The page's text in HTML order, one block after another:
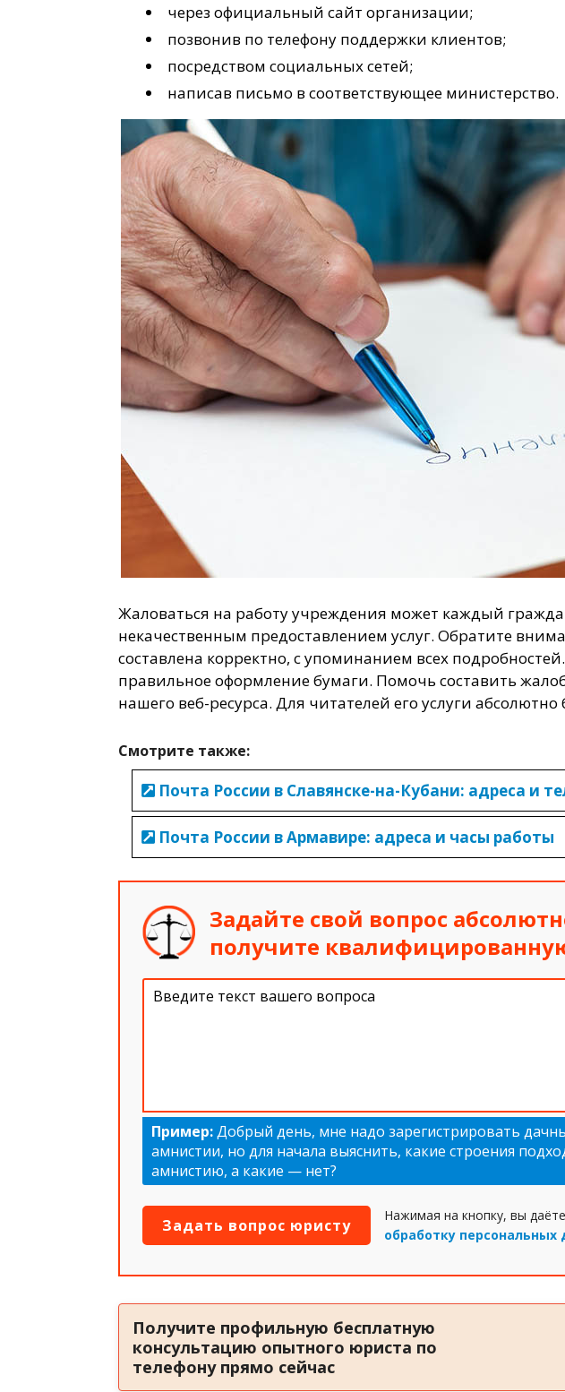
через официальный сайт организации;
позвонив по телефону поддержки клиентов;
посредством социальных сетей;
написав письмо в соответствующее министерство.
Жаловаться на работу учреждения может каждый
некачественным предоставлением услуг. Обратите
составлена корректно, с упоминанием всех
правильное оформление бумаги. Помочь составить
нашего веб-ресурса. Для читателей его услуги абсолютно
Смотрите также:
Почта России в Славянске-на-Кубани: адреса и
Почта России в Армавире: адреса и часы работы
Задайте свой вопрос
получите
Пример:Добрый день, мне надо зарегистрировать
амнистии, но для начала выяснить, какие строения
амнистию, а какие — нет?
Нажимая на кнопку, вы
обработку персональных
Получите профильную бесплатную
консультацию опытного юриста по
телефону прямо сейчас